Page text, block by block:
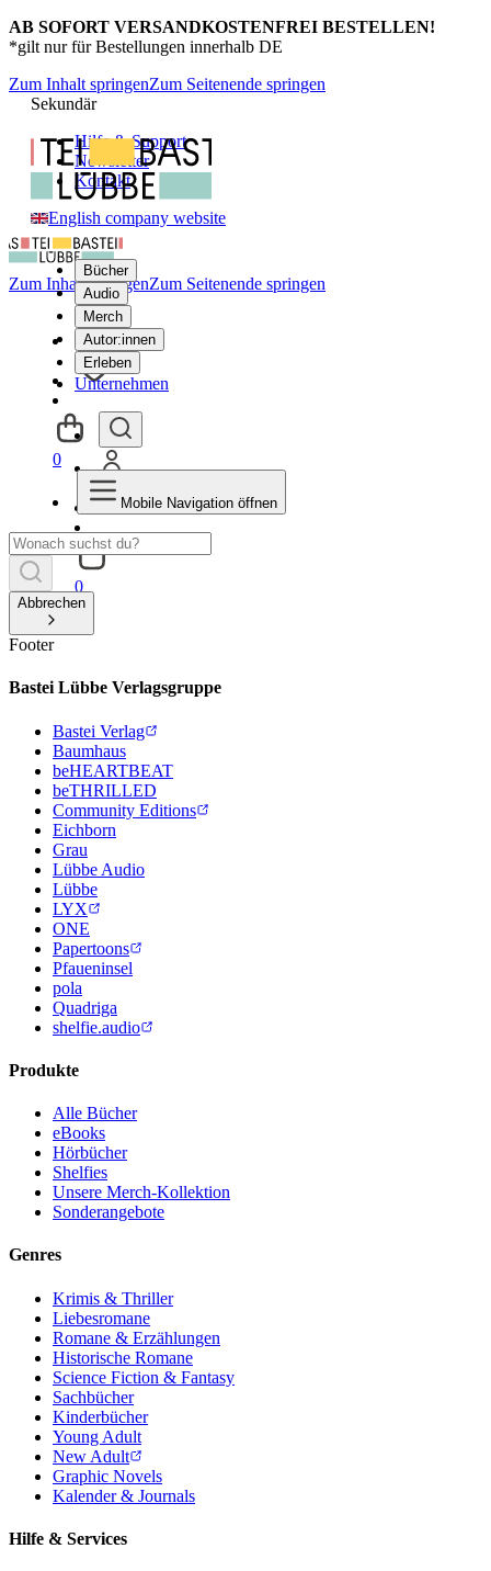
AB SOFORT VERSANDKOSTENFREI BESTELLEN!
*gilt nur für Bestellungen innerhalb DE
Zum Inhalt springenZum Seitenende springen
Sekundär
Hilfe & Support
Newsletter
Kontakt
English company website
Bücher
Audio
Merch
Autor:innen
Erleben
Unternehmen
0
Zum Inhalt springenZum Seitenende springen
0
Mobile Navigation öffnen
Abbrechen
Footer
Bastei Lübbe Verlagsgruppe
Bastei Verlag
Baumhaus
beHEARTBEAT
beTHRILLED
Community Editions
Eichborn
Grau
Lübbe Audio
Lübbe
LYX
ONE
Papertoons
Pfaueninsel
pola
Quadriga
shelfie.audio
Produkte
Alle Bücher
eBooks
Hörbücher
Shelfies
Unsere Merch-Kollektion
Sonderangebote
Genres
Krimis & Thriller
Liebesromane
Romane & Erzählungen
Historische Romane
Science Fiction & Fantasy
Sachbücher
Kinderbücher
Young Adult
New Adult
Graphic Novels
Kalender & Journals
Hilfe & Services